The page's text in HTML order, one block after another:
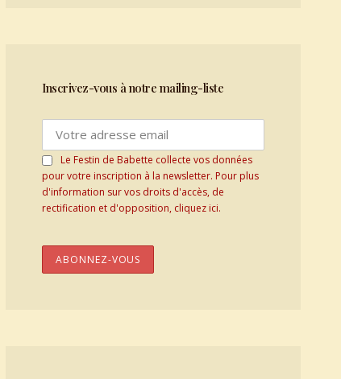
Inscrivez-vous à notre mailing-liste
Le Festin de Babette collecte vos données
pour votre inscription à la newsletter. Pour plus
d'information sur vos droits d'accès, de
rectification et d'opposition, cliquez ici.